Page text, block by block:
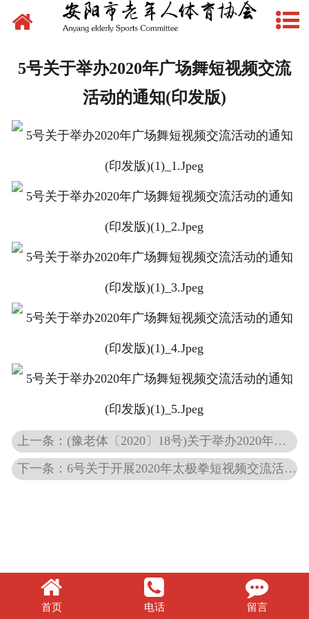
网站首页
文件下载
场地建设
赛事活动
先锋典型
5号关于举办2020年广场舞短视频交流
活动的通知(印发版)
上一条：(豫老体〔2020〕18号)关于举办2020年河南省老年人网球短视频交流活动的通知(印发版)
下一条：6号关于开展2020年太极拳短视频交流活动的通知(印发版)
首页 电话 留言